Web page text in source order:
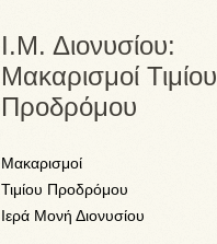
Ι.Μ. Διονυσίου:
Μακαρισμοί Τιμίου
Προδρόμου
Μακαρισμοί
Τιμίου Προδρόμου
Ιερά Μονή Διονυσίου